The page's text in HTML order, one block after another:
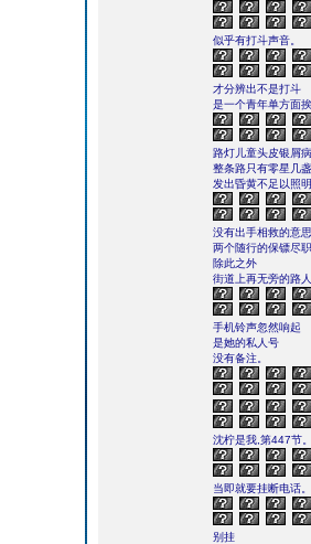
似乎有打斗声音。
才分辨出不是打斗
是一个青年单方面
路灯儿童头皮银屑
整条路只有零星几
发出昏黄不足以照
没有出手相救的意思
两个随行的保镖尽
除此之外
街道上再无旁的路
手机铃声忽然响起
是她的私人号
没有备注。
沈柠是我,第447节
当即就要挂断电话。
别挂